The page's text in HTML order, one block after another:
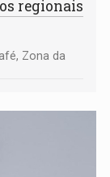
regionais
Zona da